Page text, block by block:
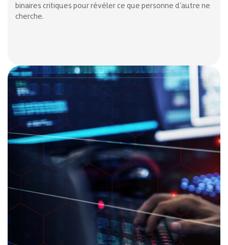
binaires critiques pour révéler ce que personne d’autre ne
cherche.